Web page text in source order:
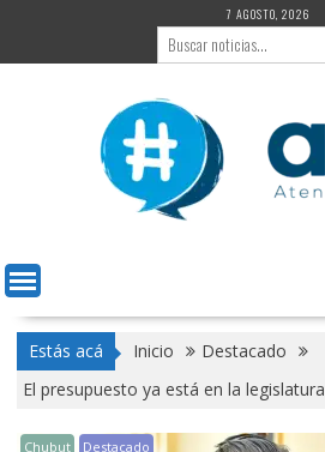
contenido
7 AGOSTO, 2026
Estás acá Inicio
Destacado
El presupuesto ya está en la legislatura
Chubut Destacado